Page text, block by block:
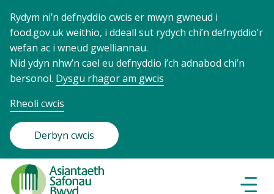
Rydym ni’n defnyddio cwcis er mwyn gwneud i
food.gov.uk weithio, i ddeall sut rydych chi’n defnyddio’r
wefan ac i wneud gwelliannau.
Nid ydyn nhw’n cael eu defnyddio i’ch adnabod chi’n
bersonol. Dysgu rhagor am gwcis
Rheoli cwcis
Derbyn cwcis
Food
Standards